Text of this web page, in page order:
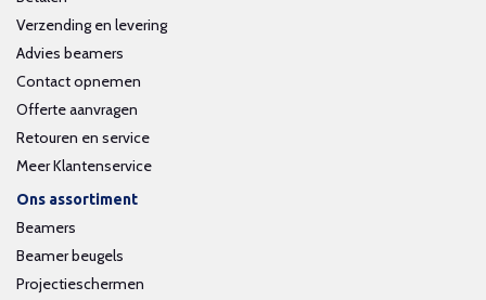
Verzending en levering
Advies beamers
Contact opnemen
Offerte aanvragen
Retouren en service
Meer Klantenservice
Ons assortiment
Beamers
Beamer beugels
Projectieschermen